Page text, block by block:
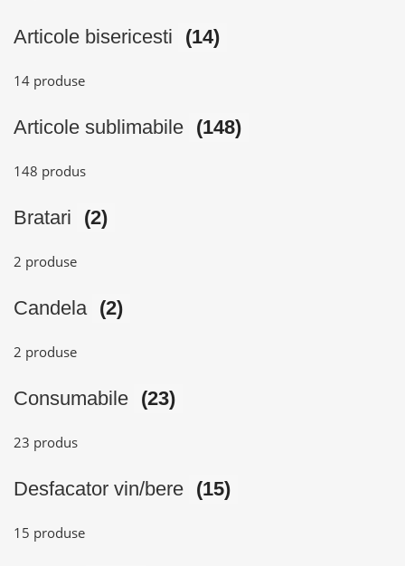
Articole bisericesti (14)
14 produse
Articole sublimabile (148)
148 produs
Bratari (2)
2 produse
Candela (2)
2 produse
Consumabile (23)
23 produs
Desfacator vin/bere (15)
15 produse